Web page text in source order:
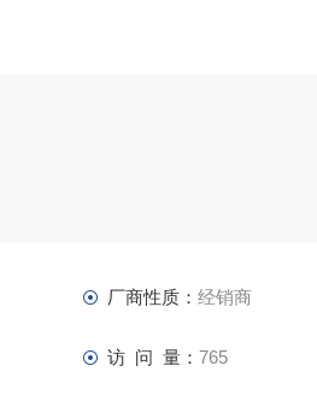
厂商性质： 经销商
访 问 量： 765